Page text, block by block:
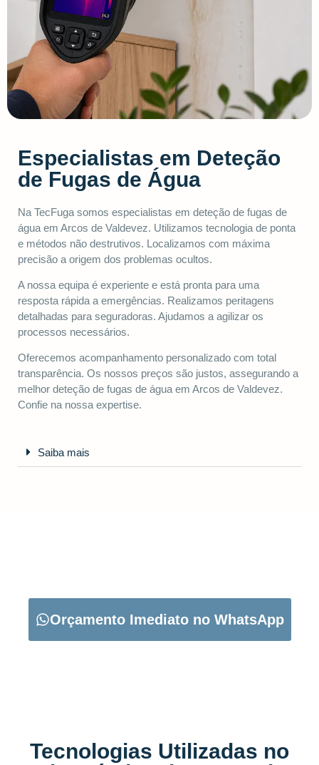
Especialistas em Deteção
de Fugas de Água
Na TecFuga somos especialistas em deteção de fugas de
água em Arcos de Valdevez. Utilizamos tecnologia de ponta
e métodos não destrutivos. Localizamos com máxima
precisão a origem dos problemas ocultos.
A nossa equipa é experiente e está pronta para uma
resposta rápida a emergências. Realizamos peritagens
detalhadas para seguradoras. Ajudamos a agilizar os
processos necessários.
Oferecemos acompanhamento personalizado com total
transparência. Os nossos preços são justos, assegurando a
melhor deteção de fugas de água em Arcos de Valdevez.
Confie na nossa expertise.
Saiba mais
Orçamento Imediato no WhatsApp
Tecnologias Utilizadas no